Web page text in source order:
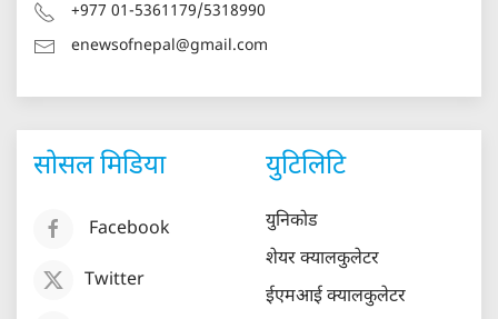
+977 01-5361179/5318990
enewsofnepal@gmail.com
सोसल मिडिया
Facebook
Twitter
युटिलिटि
युनिकोड
शेयर क्यालकुलेटर
ईएमआई क्यालकुलेटर